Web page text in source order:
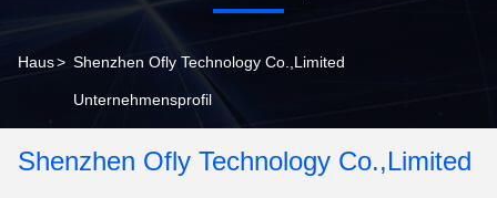
Haus> Shenzhen Ofly Technology Co.,Limited
Unternehmensprofil
Shenzhen Ofly Technology Co.,Limited